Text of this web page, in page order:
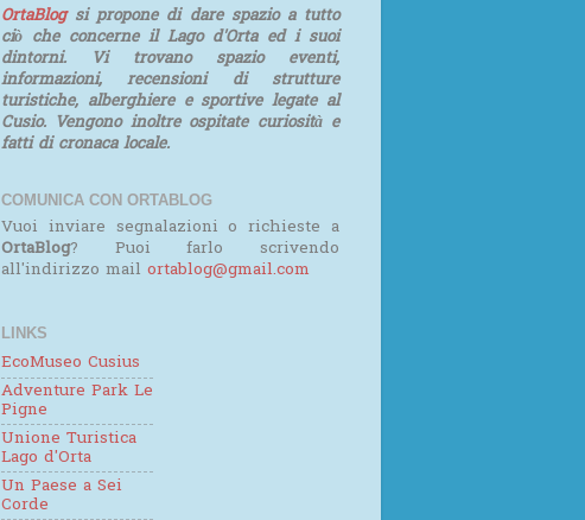
OrtaBlog si propone di dare spazio a tutto
ciò che concerne il Lago d'Orta ed i suoi
dintorni. Vi trovano spazio eventi,
informazioni, recensioni di strutture
turistiche, alberghiere e sportive legate al
Cusio. Vengono inoltre ospitate curiosità e
fatti di cronaca locale.
COMUNICA CON ORTABLOG
Vuoi inviare segnalazioni o richieste a
OrtaBlog? Puoi farlo scrivendo
all'indirizzo mail ortablog@gmail.com
LINKS
EcoMuseo Cusius
Adventure Park Le
Pigne
Unione Turistica
Lago d'Orta
Un Paese a Sei
Corde